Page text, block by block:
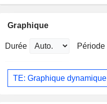
Graphique
Durée Période
TE: Graphique dynamique